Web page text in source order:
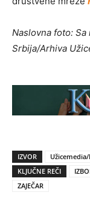
Naslovna foto:
Srbija/Arhiva
IZVOR
KLJUČNE REČI
ZAJEČAR